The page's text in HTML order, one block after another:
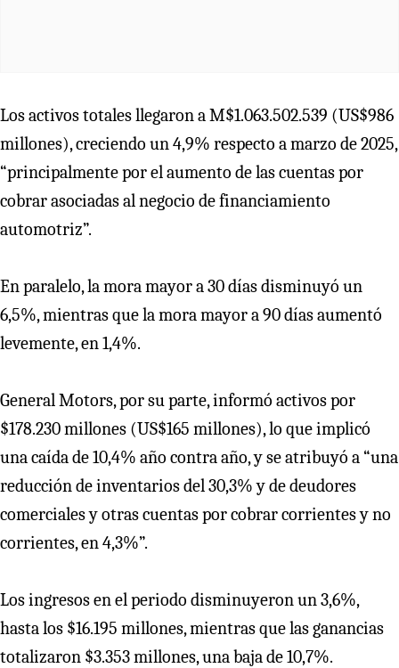
Los activos totales llegaron a M$1.063.502.539 (US$986
millones), creciendo un 4,9% respecto a marzo de 2025,
“principalmente por el aumento de las cuentas por
cobrar asociadas al negocio de financiamiento
automotriz”.
En paralelo, la mora mayor a 30 días disminuyó un
6,5%, mientras que la mora mayor a 90 días aumentó
levemente, en 1,4%.
General Motors, por su parte, informó activos por
$178.230 millones (US$165 millones), lo que implicó
una caída de 10,4% año contra año, y se atribuyó a “una
reducción de inventarios del 30,3% y de deudores
comerciales y otras cuentas por cobrar corrientes y no
corrientes, en 4,3%”.
Los ingresos en el periodo disminuyeron un 3,6%,
hasta los $16.195 millones, mientras que las ganancias
totalizaron $3.353 millones, una baja de 10,7%.